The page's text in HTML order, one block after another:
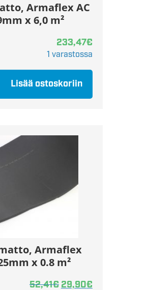
Armaflex AC
x 6,0 m²
233,47€
1 varastossa
Lisää ostoskoriin
Armaflex
x 0.8 m²
52,41€29,90€